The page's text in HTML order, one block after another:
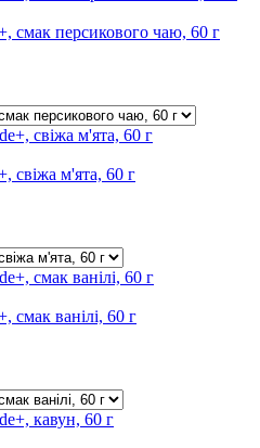
смак персикового чаю, 60 г
свіжа м'ята, 60 г
смак ванілі, 60 г